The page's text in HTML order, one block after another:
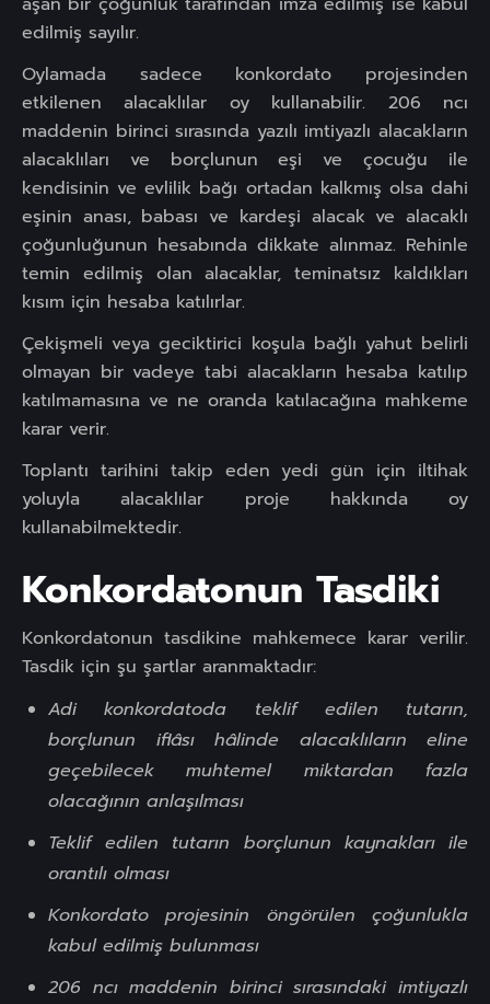
edilmiş sayılır.
Oylamada sadece konkordato projesinden
etkilenen alacaklılar oy kullanabilir. 206 ncı
maddenin birinci sırasında yazılı imtiyazlı alacakların
alacaklıları ve borçlunun eşi ve çocuğu ile
kendisinin ve evlilik bağı ortadan kalkmış olsa dahi
eşinin anası, babası ve kardeşi alacak ve alacaklı
çoğunluğunun hesabında dikkate alınmaz. Rehinle
temin edilmiş olan alacaklar, teminatsız kaldıkları
kısım için hesaba katılırlar.
Çekişmeli veya geciktirici koşula bağlı yahut belirli
olmayan bir vadeye tabi alacakların hesaba katılıp
katılmamasına ve ne oranda katılacağına mahkeme
karar verir.
Toplantı tarihini takip eden yedi gün için iltihak
yoluyla alacaklılar proje hakkında oy
kullanabilmektedir.
Konkordatonun Tasdiki
Konkordatonun tasdikine mahkemece karar verilir.
Tasdik için şu şartlar aranmaktadır:
Adi konkordatoda teklif edilen tutarın,
borçlunun iflâsı hâlinde alacaklıların eline
geçebilecek muhtemel miktardan fazla
olacağının anlaşılması
Teklif edilen tutarın borçlunun kaynakları ile
orantılı olması
Konkordato projesinin öngörülen çoğunlukla
kabul edilmiş bulunması
206 ncı maddenin birinci sırasındaki imtiyazlı